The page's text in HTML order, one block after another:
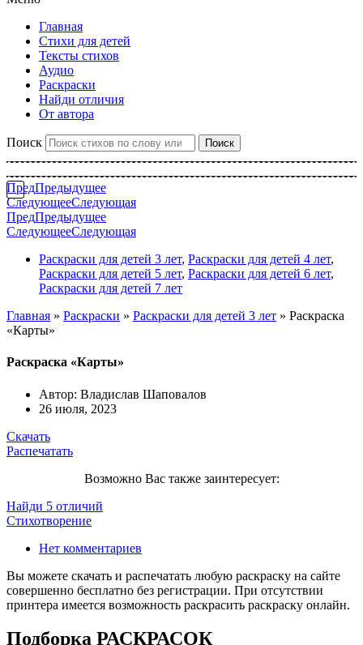
Главная
Стихи для детей
Тексты стихов
Аудио
Раскраски
Найди отличия
От автора
Поиск Поиск
ПредПредыдущее
СледующееСледующая
ПредПредыдущее
СледующееСледующая
Раскраски для детей 3 лет, Раскраски для детей 4 лет,
Раскраски для детей 5 лет, Раскраски для детей 6 лет,
Раскраски для детей 7 лет
Главная » Раскраски » Раскраски для детей 3 лет » Раскраска
«Карты»
Раскраска «Карты»
Автор: Владислав Шаповалов
26 июля, 2023
Скачать
Распечатать
Возможно Вас также заинтересует:
Найди 5 отличий
Стихотворение
Нет комментариев
Вы можете скачать и распечатать любую раскраску на сайте
совершенно бесплатно без регистрации. При отсутствии
принтера имеется возможность раскрасить раскраску онлайн.
Подборка РАСКРАСОК